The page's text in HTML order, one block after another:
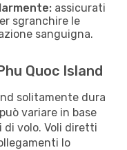
assicurati
sgranchire le
sanguigna.
Quoc Island
solitamente dura
variare in base
di volo. Voli diretti
lo